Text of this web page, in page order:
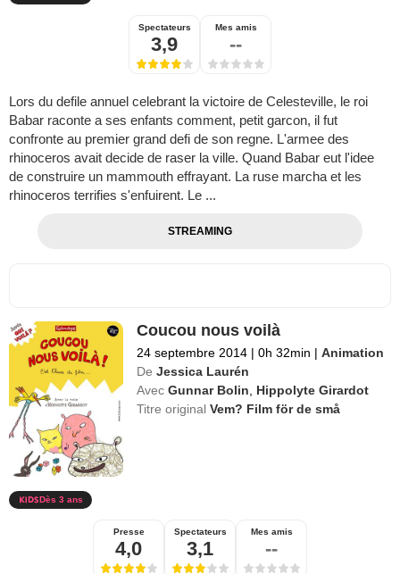
Spectateurs
3,9
Mes amis
--
Lors du defile annuel celebrant la victoire de Celesteville, le roi
Babar raconte a ses enfants comment, petit garcon, il fut
confronte au premier grand defi de son regne. L'armee des
rhinoceros avait decide de raser la ville. Quand Babar eut l'idee
de construire un mammouth effrayant. La ruse marcha et les
rhinoceros terrifies s'enfuirent. Le ...
STREAMING
Coucou nous voilà
24 septembre 2014 | 0h 32min | Animation
De Jessica Laurén
Avec Gunnar Bolin
Hippolyte Girardot
Titre originalVem? Film för de små
Dès 3 ans
Presse
4,0
Spectateurs
3,1
Mes amis
--